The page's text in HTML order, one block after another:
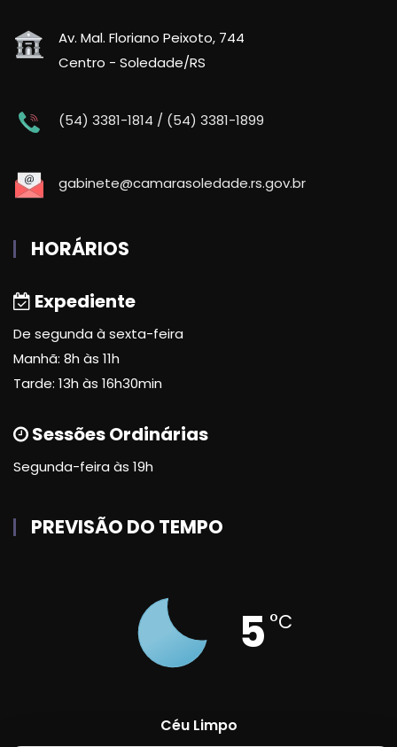
Av. Mal. Floriano Peixoto, 744
Centro - Soledade/RS
(54) 3381-1814 / (54) 3381-1899
gabinete@camarasoledade.rs.gov.br
HORÁRIOS
Expediente
De segunda à sexta-feira
Manhã: 8h às 11h
Tarde: 13h às 16h30min
Sessões Ordinárias
Segunda-feira às 19h
PREVISÃO DO TEMPO
5 °C
Céu Limpo